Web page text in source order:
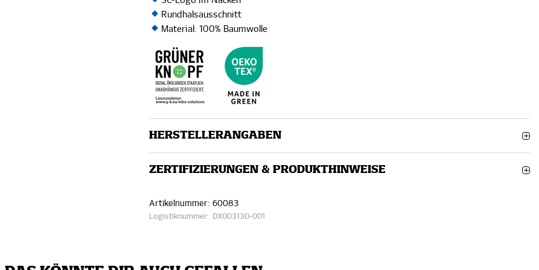
Rundhalsausschnitt
Material: 100% Baumwolle
HERSTELLERANGABEN
ZERTIFIZIERUNGEN & PRODUKTHINWEISE
Artikelnummer: 60083
Logistiknummer: DX003130-001